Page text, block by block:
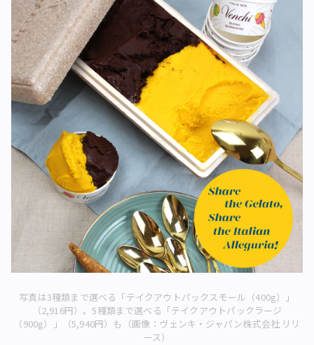
写真は3種類まで選べる「テイクアウトパックスモール（400g）」
（2,916円）。5種類まで選べる「テイクアウトパックラージ
（900g）」（5,940円）も（画像：ヴェンキ・ジャパン株式会社 リリ
ース）